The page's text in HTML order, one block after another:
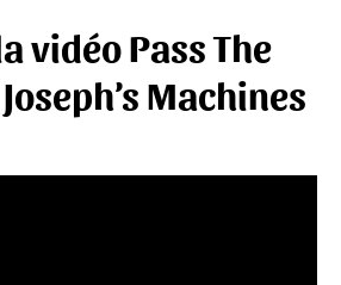
vidéo Pass The
Machines